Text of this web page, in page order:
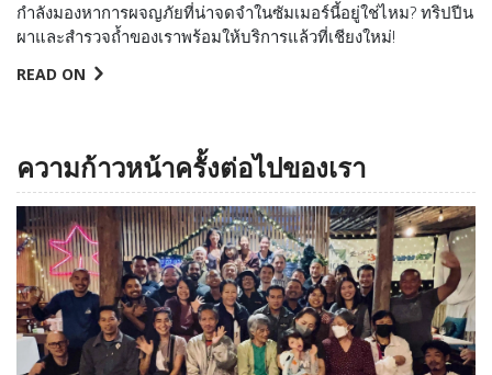
กำลังมองหาการผจญภัยที่น่าจดจำในซัมเมอร์นี้อยู่ใช่ไหม? ทริปปีน
ผาและสำรวจถ้ำของเราพร้อมให้บริการแล้วที่เชียงใหม่!
READ ON
ความก้าวหน้าครั้งต่อไปของเรา